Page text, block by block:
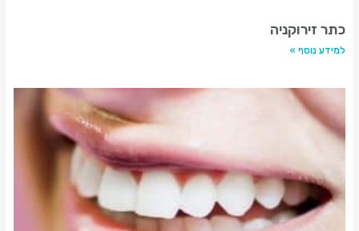
כתר זירוקניה
למידע נוסף »